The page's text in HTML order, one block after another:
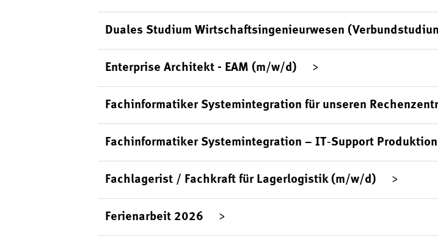
Duales Studium Wirtschaftsingenieurwesen
Enterprise Architekt - EAM (m/w/d)
Fachinformatiker Systemintegration für unseren
Fachinformatiker Systemintegration – IT‑Support
Fachlagerist / Fachkraft für Lagerlogistik (m/w/d)
Ferienarbeit 2026